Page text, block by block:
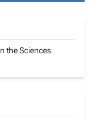
the Sciences